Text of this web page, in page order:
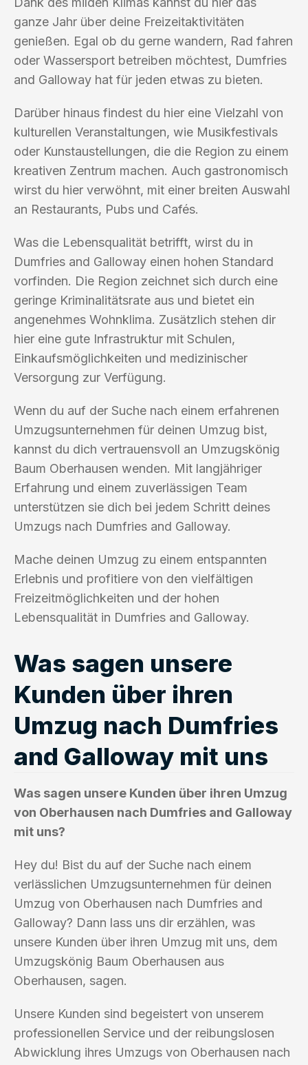
ganze Jahr über deine Freizeitaktivitäten
genießen. Egal ob du gerne wandern, Rad fahren
oder Wassersport betreiben möchtest, Dumfries
and Galloway hat für jeden etwas zu bieten.
Darüber hinaus findest du hier eine Vielzahl von
kulturellen Veranstaltungen, wie Musikfestivals
oder Kunstaustellungen, die die Region zu einem
kreativen Zentrum machen. Auch gastronomisch
wirst du hier verwöhnt, mit einer breiten Auswahl
an Restaurants, Pubs und Cafés.
Was die Lebensqualität betrifft, wirst du in
Dumfries and Galloway einen hohen Standard
vorfinden. Die Region zeichnet sich durch eine
geringe Kriminalitätsrate aus und bietet ein
angenehmes Wohnklima. Zusätzlich stehen dir
hier eine gute Infrastruktur mit Schulen,
Einkaufsmöglichkeiten und medizinischer
Versorgung zur Verfügung.
Wenn du auf der Suche nach einem erfahrenen
Umzugsunternehmen für deinen Umzug bist,
kannst du dich vertrauensvoll an Umzugskönig
Baum Oberhausen wenden. Mit langjähriger
Erfahrung und einem zuverlässigen Team
unterstützen sie dich bei jedem Schritt deines
Umzugs nach Dumfries and Galloway.
Mache deinen Umzug zu einem entspannten
Erlebnis und profitiere von den vielfältigen
Freizeitmöglichkeiten und der hohen
Lebensqualität in Dumfries and Galloway.
Was sagen unsere
Kunden über ihren
Umzug nach Dumfries
and Galloway mit uns
Was sagen unsere Kunden über ihren Umzug
von Oberhausen nach Dumfries and Galloway
mit uns?
Hey du! Bist du auf der Suche nach einem
verlässlichen Umzugsunternehmen für deinen
Umzug von Oberhausen nach Dumfries and
Galloway? Dann lass uns dir erzählen, was
unsere Kunden über ihren Umzug mit uns, dem
Umzugskönig Baum Oberhausen aus
Oberhausen, sagen.
Unsere Kunden sind begeistert von unserem
professionellen Service und der reibungslosen
Abwicklung ihres Umzugs von Oberhausen nach